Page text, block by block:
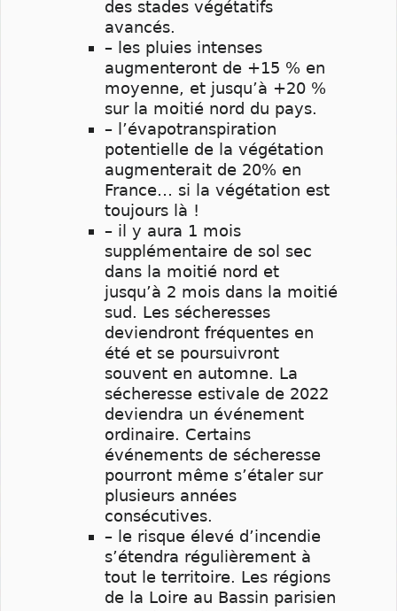
des stades végétatifs
avancés.
– les pluies intenses
augmenteront de +15 % en
moyenne, et jusqu’à +20 %
sur la moitié nord du pays.
– l’évapotranspiration
potentielle de la végétation
augmenterait de 20% en
France… si la végétation est
toujours là !
– il y aura 1 mois
supplémentaire de sol sec
dans la moitié nord et
jusqu’à 2 mois dans la moitié
sud. Les sécheresses
deviendront fréquentes en
été et se poursuivront
souvent en automne. La
sécheresse estivale de 2022
deviendra un événement
ordinaire. Certains
événements de sécheresse
pourront même s’étaler sur
plusieurs années
consécutives.
– le risque élevé d’incendie
s’étendra régulièrement à
tout le territoire. Les régions
de la Loire au Bassin parisien